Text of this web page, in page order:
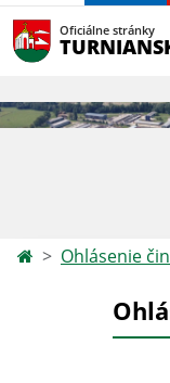
Oficiálne stránky
Ohlásenie